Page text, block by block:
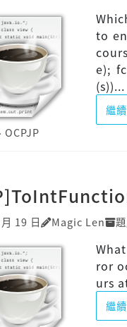
to
e);
(s))...
繼
OCPJP
19 日 Magic Len
ror
urs
繼